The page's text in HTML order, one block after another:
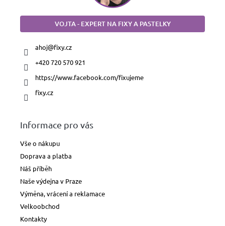
VOJTA - EXPERT NA FIXY A PASTELKY
ahoj@fixy.cz
+420 720 570 921
https://www.facebook.com/fixujeme
fixy.cz
Informace pro vás
Vše o nákupu
Doprava a platba
Náš příběh
Naše výdejna v Praze
Výměna, vrácení a reklamace
Velkoobchod
Kontakty